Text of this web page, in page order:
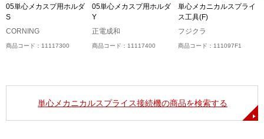
05単心メカスプ用ホルダ
S
CORNING
商品コード：11117300
05単心メカスプ用ホルダ
Y
正電成和
商品コード：11117400
単心メカニカルスプライ
ス工具(F)
フジクラ
商品コード：111097F1
単心メカニカルスプライス接続機の商品を検索する